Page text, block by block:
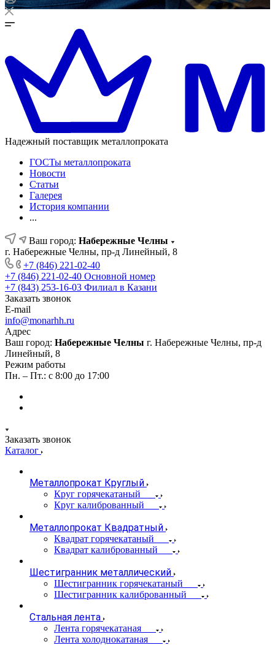
Надежный поставщик металлопроката
ГОСТы металлопроката
Новости
Статьи
Галерея
История компании
...
Ваш город: Набережные Челны
г. Набережные Челны, пр-д Линейный, 8
+7 (846) 221-02-40
+7 (846) 221-02-40 Основной номер
+7 (843) 253-16-03 Филиал в Казани
Заказать звонок
E-mail
info@monarhh.ru
Адрес
Ваш город: Набережные Челны г. Набережные Челны, пр-д
Линейный, 8
Режим работы
Пн. – Пт.: с 8:00 до 17:00
Заказать звонок
Каталог
Металлопрокат Круглый
Круг горячекатаный
Круг калиброванный
Металлопрокат Квадратный
Квадрат горячекатаный
Квадрат калиброванный
Шестигранник металлический
Шестигранник горячекатаный
Шестигранник калиброванный
Стальная лента
Лента горячекатаная
Лента холоднокатаная